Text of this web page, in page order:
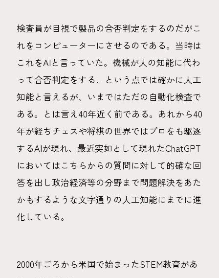
検査員が目視で製品の合否判定をするのだがこ
れをコンピューターにさせるのである。当時は
これをAIと言っていた。機械が人の知能に代わ
って合否判定をする、という点では確かに人工
知能と言えるが、いまではただの自動化検査で
ある。とは言え40年近く前である。あれから40
年が経ちチェスや将棋の世界ではプロをも駆逐
するAIが現れ、最近突如として現れたChatGPT
においてはこちらからの質問に対して的確な回
答を出し政治経済等の分野まで問題解決をあた
かもするような文字通りの人工知能にまでに進
化している。
2000年ごろから米国で始まったSTEM教育があ